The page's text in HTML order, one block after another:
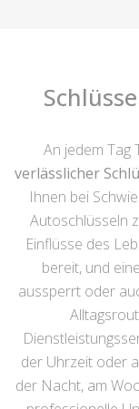
An jedem Tag
verlässlicher
Ihnen bei
Autoschlüsseln
Einflüsse des
bereit, und
aussperrt oder
der Uhrzeit oder
der Nacht, am